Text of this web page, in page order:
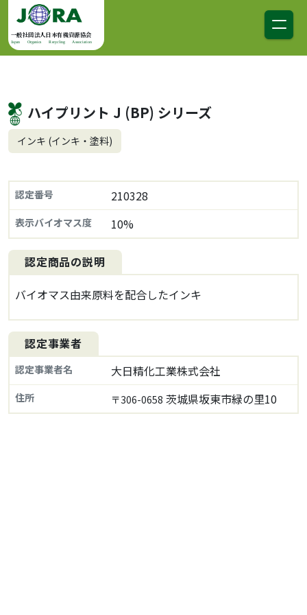
コンテンツへスキップ
メインナビゲーション
一般社団法人日本有機資源協会
Japan Organics Recycling Association
ハイプリント J (BP) シリーズ
インキ (インキ・塗料)
認定番号 210328
表示バイオマス度 10%
認定商品の説明
バイオマス由来原料を配合したインキ
認定事業者
認定事業者名 大日精化工業株式会社
住所 〒306-0658 茨城県坂東市緑の里10